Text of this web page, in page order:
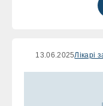
13.06.2025Лікарі